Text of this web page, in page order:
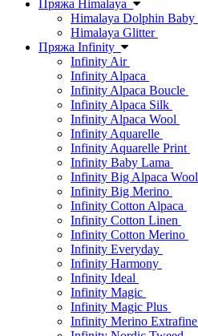
Пряжа Himalaya
Himalaya Dolphin Baby
Himalaya Glitter
Пряжа Infinity
Infinity Air
Infinity Alpaca
Infinity Alpaca Boucle
Infinity Alpaca Silk
Infinity Alpaca Wool
Infinity Aquarelle
Infinity Aquarelle Print
Infinity Baby Lama
Infinity Big Alpaca Wool
Infinity Big Merino
Infinity Cotton Alpaca
Infinity Cotton Linen
Infinity Cotton Merino
Infinity Everyday
Infinity Harmony
Infinity Ideal
Infinity Magic
Infinity Magic Plus
Infinity Merino Extrafine